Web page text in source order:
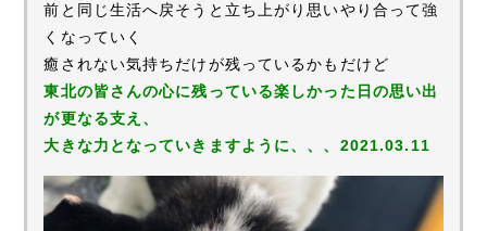
前と同じ生活へ戻そうと立ち上がり思いやり合って強
くなっていく
癒されない気持ちだけが残っているかもだけど
東北の皆さんの心に残っている楽しかった日の思い出
が更なる支え、
大きな力となっていきますように、、、2021.03.11